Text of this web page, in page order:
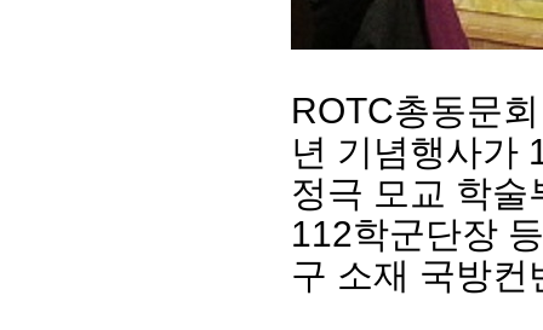
총동창
ROTC총동문
년 기념행사가
정극 모교 학술
112학군단장
구 소재 국방컨